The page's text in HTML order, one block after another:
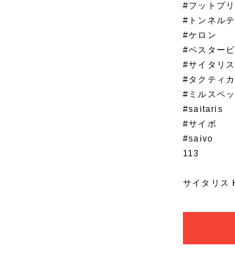
#フットプリ
#トンネルテ
#ケロン
#ベスター
#サイタリス
#タクティ
#ミルスペッ
#saitaris
#サイボ
#saivo
113
サイタリス